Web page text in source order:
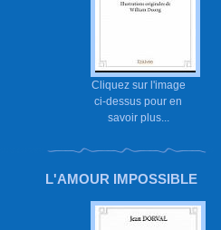
Cliquez sur l'image
ci-dessus pour en
savoir plus...
L'AMOUR IMPOSSIBLE